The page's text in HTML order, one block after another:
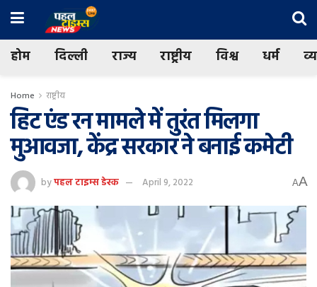
होम दिल्ली राज्य राष्ट्रीय विश्व धर्म
Home राष्ट्रीय
हिट एंड रन मामले में तुरंत मिलगा
मुआवजा, केंद्र सरकार ने बनाई कमेटी
byपहल टाइम्स डेस्क April 9, 2022 AA